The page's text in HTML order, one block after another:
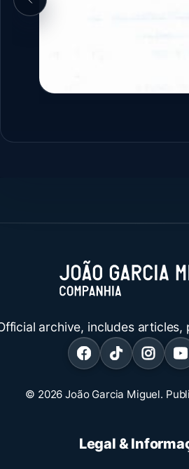
archive, includes articles,
© 2026 João Garcia Miguel.
Legal &